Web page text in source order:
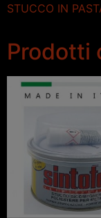
STUCCO IN
Prodotti